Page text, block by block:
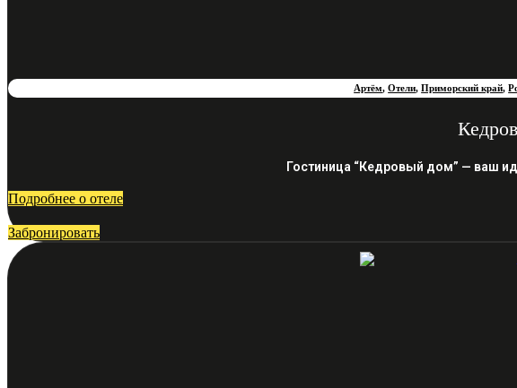
Артём,Отели,Приморский край,
Гостиница “Кедровый дом” — ваш
Подробнее о отеле
Забронировать